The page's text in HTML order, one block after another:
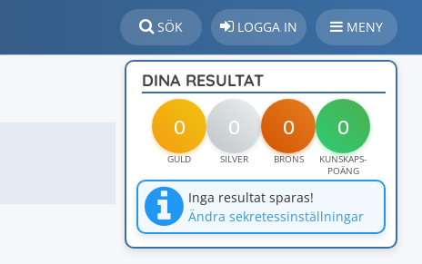
SÖK LOGGA IN MENY
DINA RESULTAT
0 0 0 0
GULD SILVER BRONS
KUNSKAPS-
POÄNG
Inga resultat sparas!
Ändra sekretessinställningar